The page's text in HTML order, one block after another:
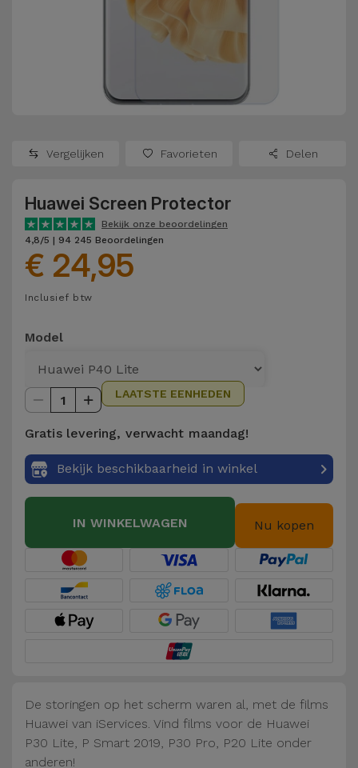
Oppo
OnePlus
Google
Dyson
TCL
Andere
merken
Bekijk
alles
Refurbished
Refurbished
Refurbished
Consoles
Bekijk
alles
Schermbeschermers
Hoofdtelefoons
en
Luidsprekers
Smartwatches
Telefoonketens
Gadgets
Hygiëne
en Huis
Koffers
Trackers
Accessoires
Auto en
Fiets
Computer
Vergelijken Favorieten Delen
Huawei Screen Protector
Bekijk onze beoordelingen
4,8/5 | 94 245 Beoordelingen
€ 24,95
Inclusief btw
Model
1 LAATSTE EENHEDEN
Gratis levering, verwacht maandag!
Bekijk beschikbaarheid in winkel
IN WINKELWAGEN Nu kopen
De storingen op het scherm waren al, met de films
Huawei van iServices. Vind films voor de Huawei
P30 Lite, P Smart 2019, P30 Pro, P20 Lite onder
anderen!